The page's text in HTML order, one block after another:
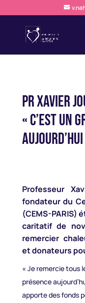
Pr Xavier
« C’est un
Professeur
fondateur du
(CEMS-PARIS)
caritatif de
remercier
et donateurs
« Je remercie tous
présence
apporte des fonds